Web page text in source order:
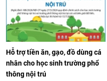
hoá
11:10 17/06/2026
Hỗ trợ tiền ăn, gạo, đồ dùng cá
nhân cho học sinh trường phổ
thông nội trú